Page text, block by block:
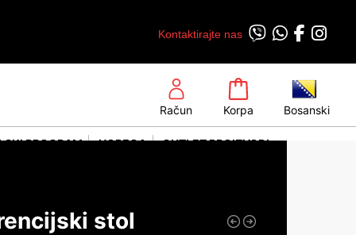
Kontaktirajte nas
Račun Korpa Bosanski
PROGRAM HORECA OUTLET PROIZVODI
stol